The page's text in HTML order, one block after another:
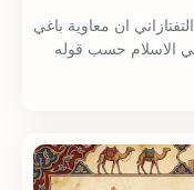
ان معاوية باغي
الاسلام حسب قوله